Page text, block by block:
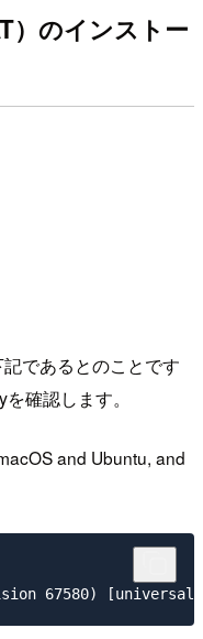
）のインストー
であるとのことです
確認します。
and Ubuntu, and